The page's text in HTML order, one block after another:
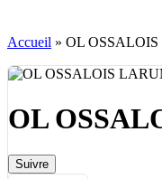
Accueil » OL
OL
Suivre